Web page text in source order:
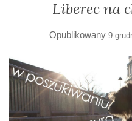
Liberec na
Opublikowany 9